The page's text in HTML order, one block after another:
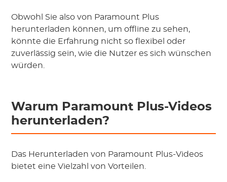
Obwohl Sie also von Paramount Plus
herunterladen können, um offline zu sehen,
könnte die Erfahrung nicht so flexibel oder
zuverlässig sein, wie die Nutzer es sich wünschen
würden.
Warum Paramount Plus-Videos
herunterladen?
Das Herunterladen von Paramount Plus-Videos
bietet eine Vielzahl von Vorteilen.